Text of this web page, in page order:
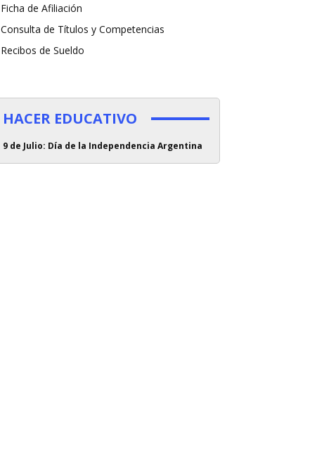
Ficha de Afiliación
Consulta de Títulos y Competencias
Recibos de Sueldo
HACER EDUCATIVO
9 de Julio: Día de la Independencia Argentina